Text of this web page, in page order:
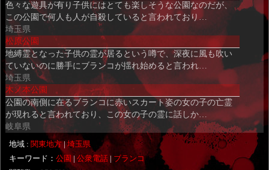
み
中…
色々な遊具が有り子供にはとても楽しそうな公園なのだが、
この公園で何人も人が自殺していると言われており…
埼玉県
松原公園
地縛霊となった子供の霊が居るという噂で、深夜に風も吹い
ていないのに勝手にブランコが揺れ始めると言われ…
埼玉県
木ノ本公園
公園の南側に在るブランコに赤いスカート姿の女の子の亡霊
が現れると言われており、この女の子の霊に話しか…
岐阜県
地域 :関東地方|埼玉県
キーワード：公園 |公衆電話| ブランコ